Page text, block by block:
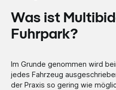
Was ist
Fuhrpark?
Im Grunde genommen wird
jedes Fahrzeug
der Praxis so gering wie